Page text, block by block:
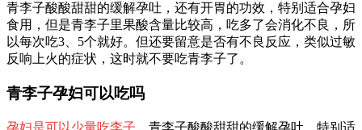
青李子酸酸甜甜的缓解孕吐，还有开胃的功效，特别适合孕妇
食用，但是青李子里果酸含量比较高，吃多了会消化不良，所
以每次吃3、5个就好。但还要留意是否有不良反应，类似过敏
反响上火的症状，这时就不要吃青李子了。
青李子孕妇可以吃吗
孕妇是可以少量吃李子。青李子酸酸甜甜的缓解孕吐，特别适